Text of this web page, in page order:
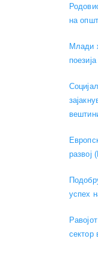
на
Mлади
поезија
развој
успех
сектор